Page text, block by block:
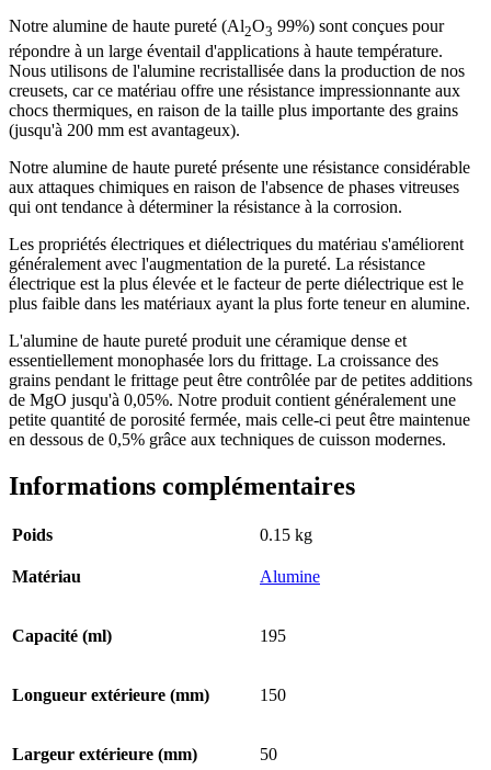
Notre alumine de haute pureté (Al2O3 99%) sont conçues pour
répondre à un large éventail d'applications à haute température.
Nous utilisons de l'alumine recristallisée dans la production de nos
creusets, car ce matériau offre une résistance impressionnante aux
chocs thermiques, en raison de la taille plus importante des grains
(jusqu'à 200 mm est avantageux).
Notre alumine de haute pureté présente une résistance considérable
aux attaques chimiques en raison de l'absence de phases vitreuses
qui ont tendance à déterminer la résistance à la corrosion.
Les propriétés électriques et diélectriques du matériau s'améliorent
généralement avec l'augmentation de la pureté. La résistance
électrique est la plus élevée et le facteur de perte diélectrique est le
plus faible dans les matériaux ayant la plus forte teneur en alumine.
L'alumine de haute pureté produit une céramique dense et
essentiellement monophasée lors du frittage. La croissance des
grains pendant le frittage peut être contrôlée par de petites additions
de MgO jusqu'à 0,05%. Notre produit contient généralement une
petite quantité de porosité fermée, mais celle-ci peut être maintenue
en dessous de 0,5% grâce aux techniques de cuisson modernes.
Informations complémentaires
Poids 0.15 kg
Matériau Alumine
Capacité (ml) 195
Longueur extérieure (mm) 150
Largeur extérieure (mm) 50